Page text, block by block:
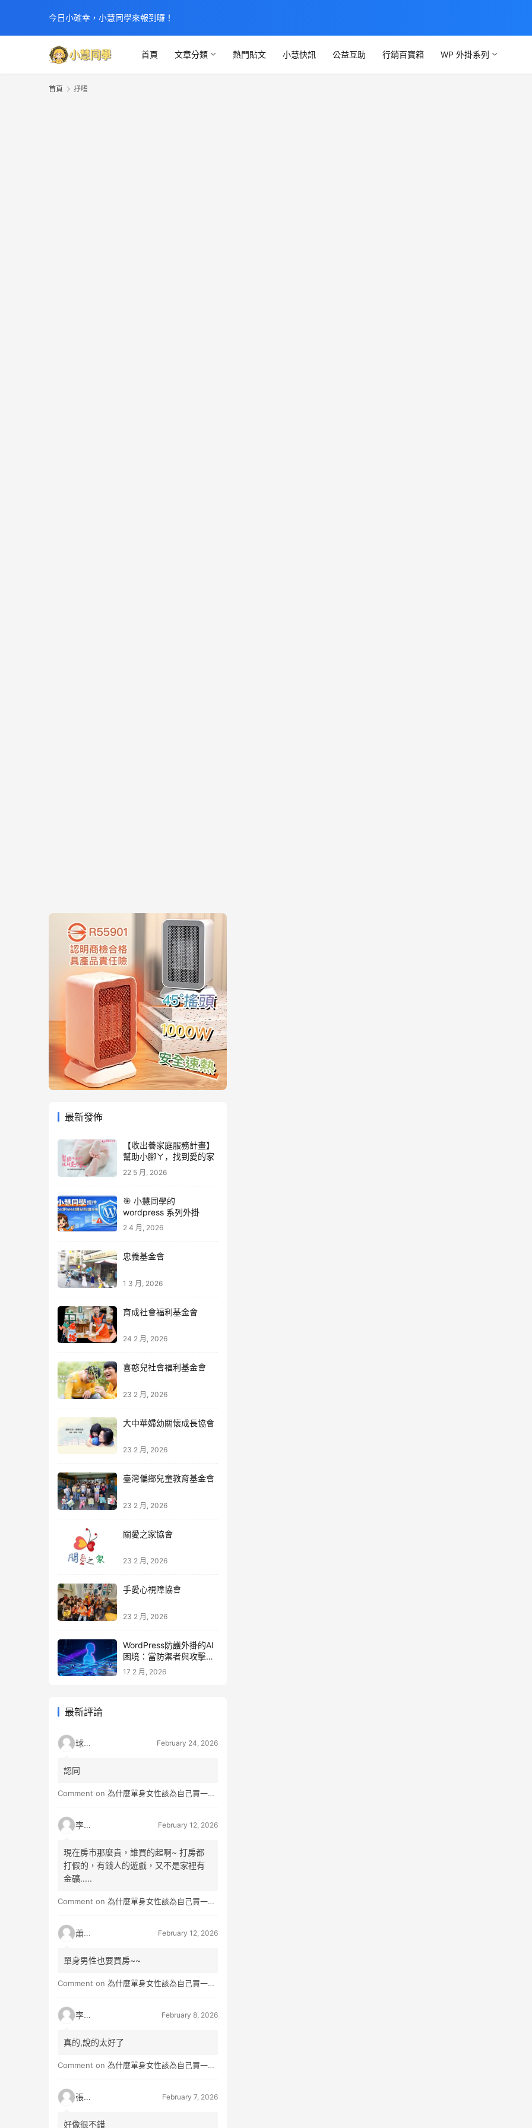
今日小確幸，小慧同學來報到囉！
首頁 文章分類 熱門貼文 小慧快訊 公益互助 行銷百寶箱 WP 外掛系列
首頁 抒嗜
最新發佈
【收出養家庭服務計畫】
幫助小腳ㄚ，找到愛的家
22 5 月, 2026
🎯 小慧同學的
wordpress 系列外掛
2 4 月, 2026
忠義基金會
1 3 月, 2026
育成社會福利基金會
24 2 月, 2026
喜憨兒社會福利基金會
23 2 月, 2026
大中華婦幼關懷成長協會
23 2 月, 2026
臺灣偏鄉兒童教育基金會
23 2 月, 2026
關愛之家協會
23 2 月, 2026
手愛心視障協會
23 2 月, 2026
WordPress防護外掛的AI
困境：當防禦者與攻擊者
同時升級
17 2 月, 2026
最新評論
球球 February 24, 2026
認同
Comment on 為什麼單身女性該為自己買一間房？不只為了棲身，更是為人生買一份「選擇權」
李小松 February 12, 2026
現在房市那麼貴，誰買的起啊~ 打房都
打假的，有錢人的遊戲，又不是家裡有
金礦.....
Comment on 為什麼單身女性該為自己買一間房？不只為了棲身，更是為人生買一份「選擇權」
蕭雨 February 12, 2026
單身男性也要買房~~
Comment on 為什麼單身女性該為自己買一間房？不只為了棲身，更是為人生買一份「選擇權」
李小真 February 8, 2026
真的,說的太好了
Comment on 為什麼單身女性該為自己買一間房？不只為了棲身，更是為人生買一份「選擇權」
張小玉 February 7, 2026
好像很不錯